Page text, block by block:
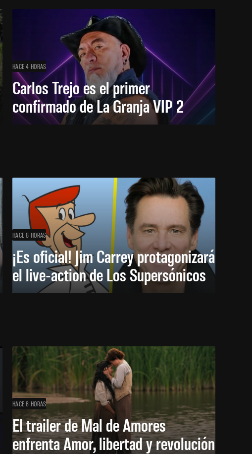
HACE 4 HORAS
Carlos Trejo es el primer
confirmado de La Granja VIP 2
HACE 6 HORAS
¡Es oficial! Jim Carrey protagonizará
el live-action de Los Supersónicos
HACE 8 HORAS
El trailer de Mal de Amores
enfrenta Amor, libertad y revolución